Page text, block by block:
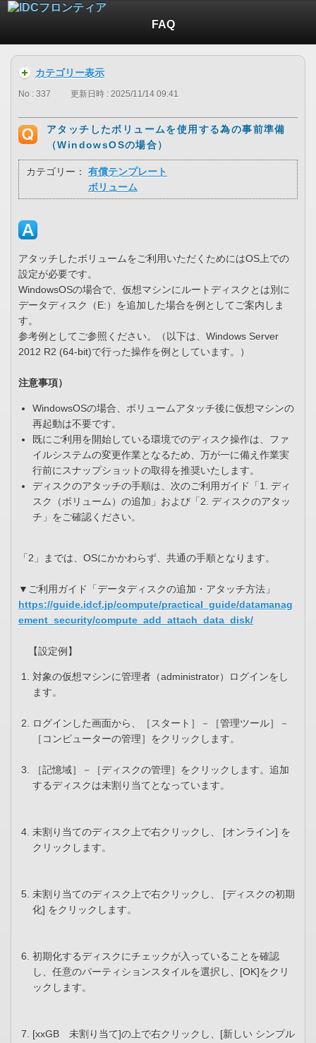
FAQ
カテゴリー表示
No : 337 更新日時 : 2025/11/14 09:41
アタッチしたボリュームを使用する為の事前準備
（WindowsOSの場合）
カテゴリー：
有償テンプレート
ボリューム
アタッチしたボリュームをご利用いただくためにはOS上での
設定が必要です。
WindowsOSの場合で、仮想マシンにルートディスクとは別に
データディスク（E:）を追加した場合を例としてご案内しま
す。
参考例としてご参照ください。（以下は、Windows Server
2012 R2 (64-bit)で行った操作を例としています。）
注意事項）
WindowsOSの場合、ボリュームアタッチ後に仮想マシンの
再起動は不要です。
既にご利用を開始している環境でのディスク操作は、ファ
イルシステムの変更作業となるため、万が一に備え作業実
行前にスナップショットの取得を推奨いたします。
ディスクのアタッチの手順は、次のご利用ガイド「1. ディ
スク（ボリューム）の追加」および「2. ディスクのアタッ
チ」をご確認ください。
「2」までは、OSにかかわらず、共通の手順となります。
▼ご利用ガイド「データディスクの追加・アタッチ方法」
https://guide.idcf.jp/compute/practical_guide/datamanag
ement_security/compute_add_attach_data_disk/
【設定例】
対象の仮想マシンに管理者（administrator）ログインをし
ます。
ログインした画面から、［スタート］－［管理ツール］－
［コンピューターの管理］をクリックします。
［記憶域］－［ディスクの管理］をクリックします。追加
するディスクは未割り当てとなっています。
未割り当てのディスク上で右クリックし、 [オンライン] を
クリックします。
未割り当てのディスク上で右クリックし、 [ディスクの初期
化] をクリックします。
初期化するディスクにチェックが入っていることを確認
し、任意のパーティションスタイルを選択し、[OK]をクリ
ックします。
[xxGB 未割り当て]の上で右クリックし、[新しい シンプル